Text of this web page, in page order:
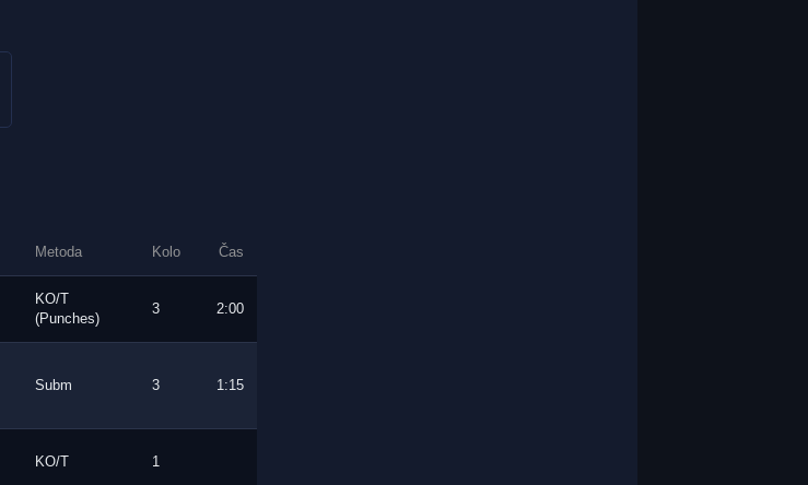
Metoda Kolo Čas
KO/T
(Punches)
3 2:00
Subm 3 1:15
KO/T 1